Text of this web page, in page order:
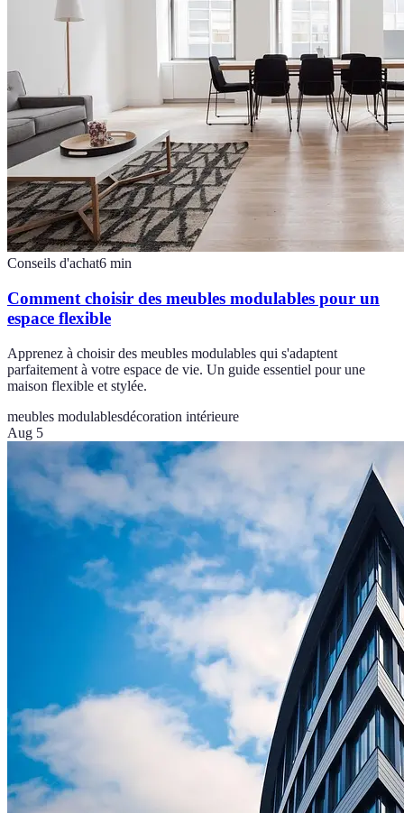
Conseils d'achat6 min
Comment choisir des meubles modulables pour un
espace flexible
Apprenez à choisir des meubles modulables qui s'adaptent
parfaitement à votre espace de vie. Un guide essentiel pour une
maison flexible et stylée.
meubles modulablesdécoration intérieure
Aug 5